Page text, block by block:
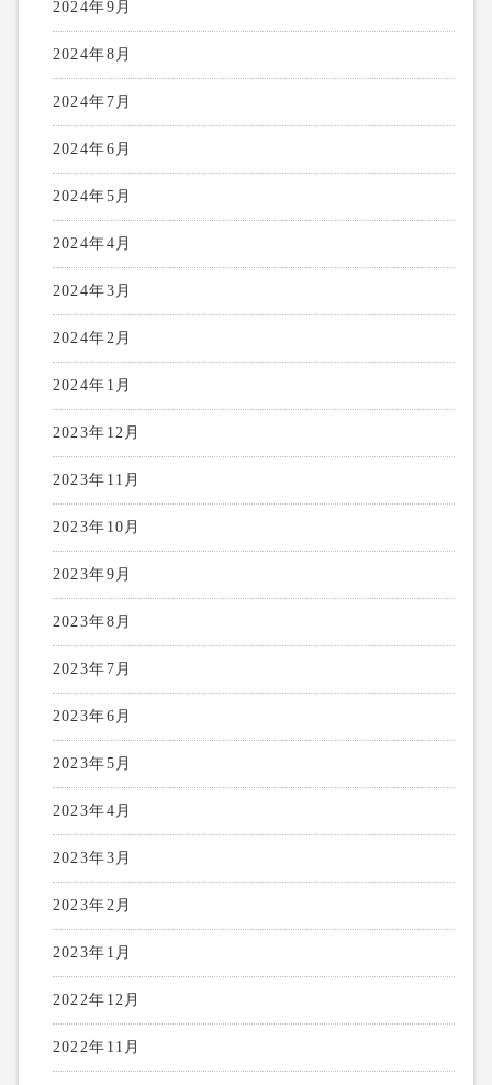
2024年9月
2024年8月
2024年7月
2024年6月
2024年5月
2024年4月
2024年3月
2024年2月
2024年1月
2023年12月
2023年11月
2023年10月
2023年9月
2023年8月
2023年7月
2023年6月
2023年5月
2023年4月
2023年3月
2023年2月
2023年1月
2022年12月
2022年11月